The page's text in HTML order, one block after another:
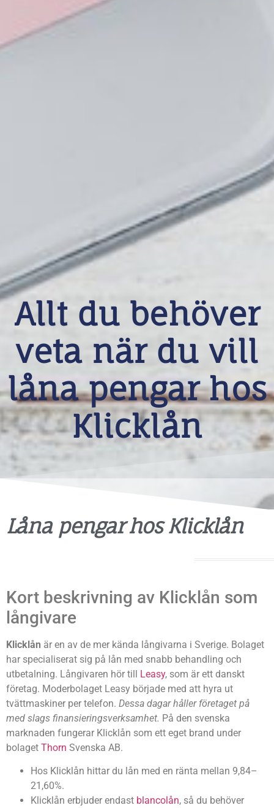
Allt du behöver
veta när du vill
låna pengar hos
Klicklån
Låna pengar hos Klicklån
Kort beskrivning av Klicklån som
långivare
Klicklån är en av de mer kända långivarna i Sverige. Bolaget
har specialiserat sig på lån med snabb behandling och
utbetalning. Långivaren hör till Leasy, som är ett danskt
företag. Moderbolaget Leasy började med att hyra ut
tvättmaskiner per telefon. Dessa dagar håller företaget på
med slags finansieringsverksamhet. På den svenska
marknaden fungerar Klicklån som ett eget brand under
bolaget Thorn Svenska AB.
Hos Klicklån hittar du lån med en ränta mellan 9,84–
21,60%.
Klicklån erbjuder endast blancolån, så du behöver